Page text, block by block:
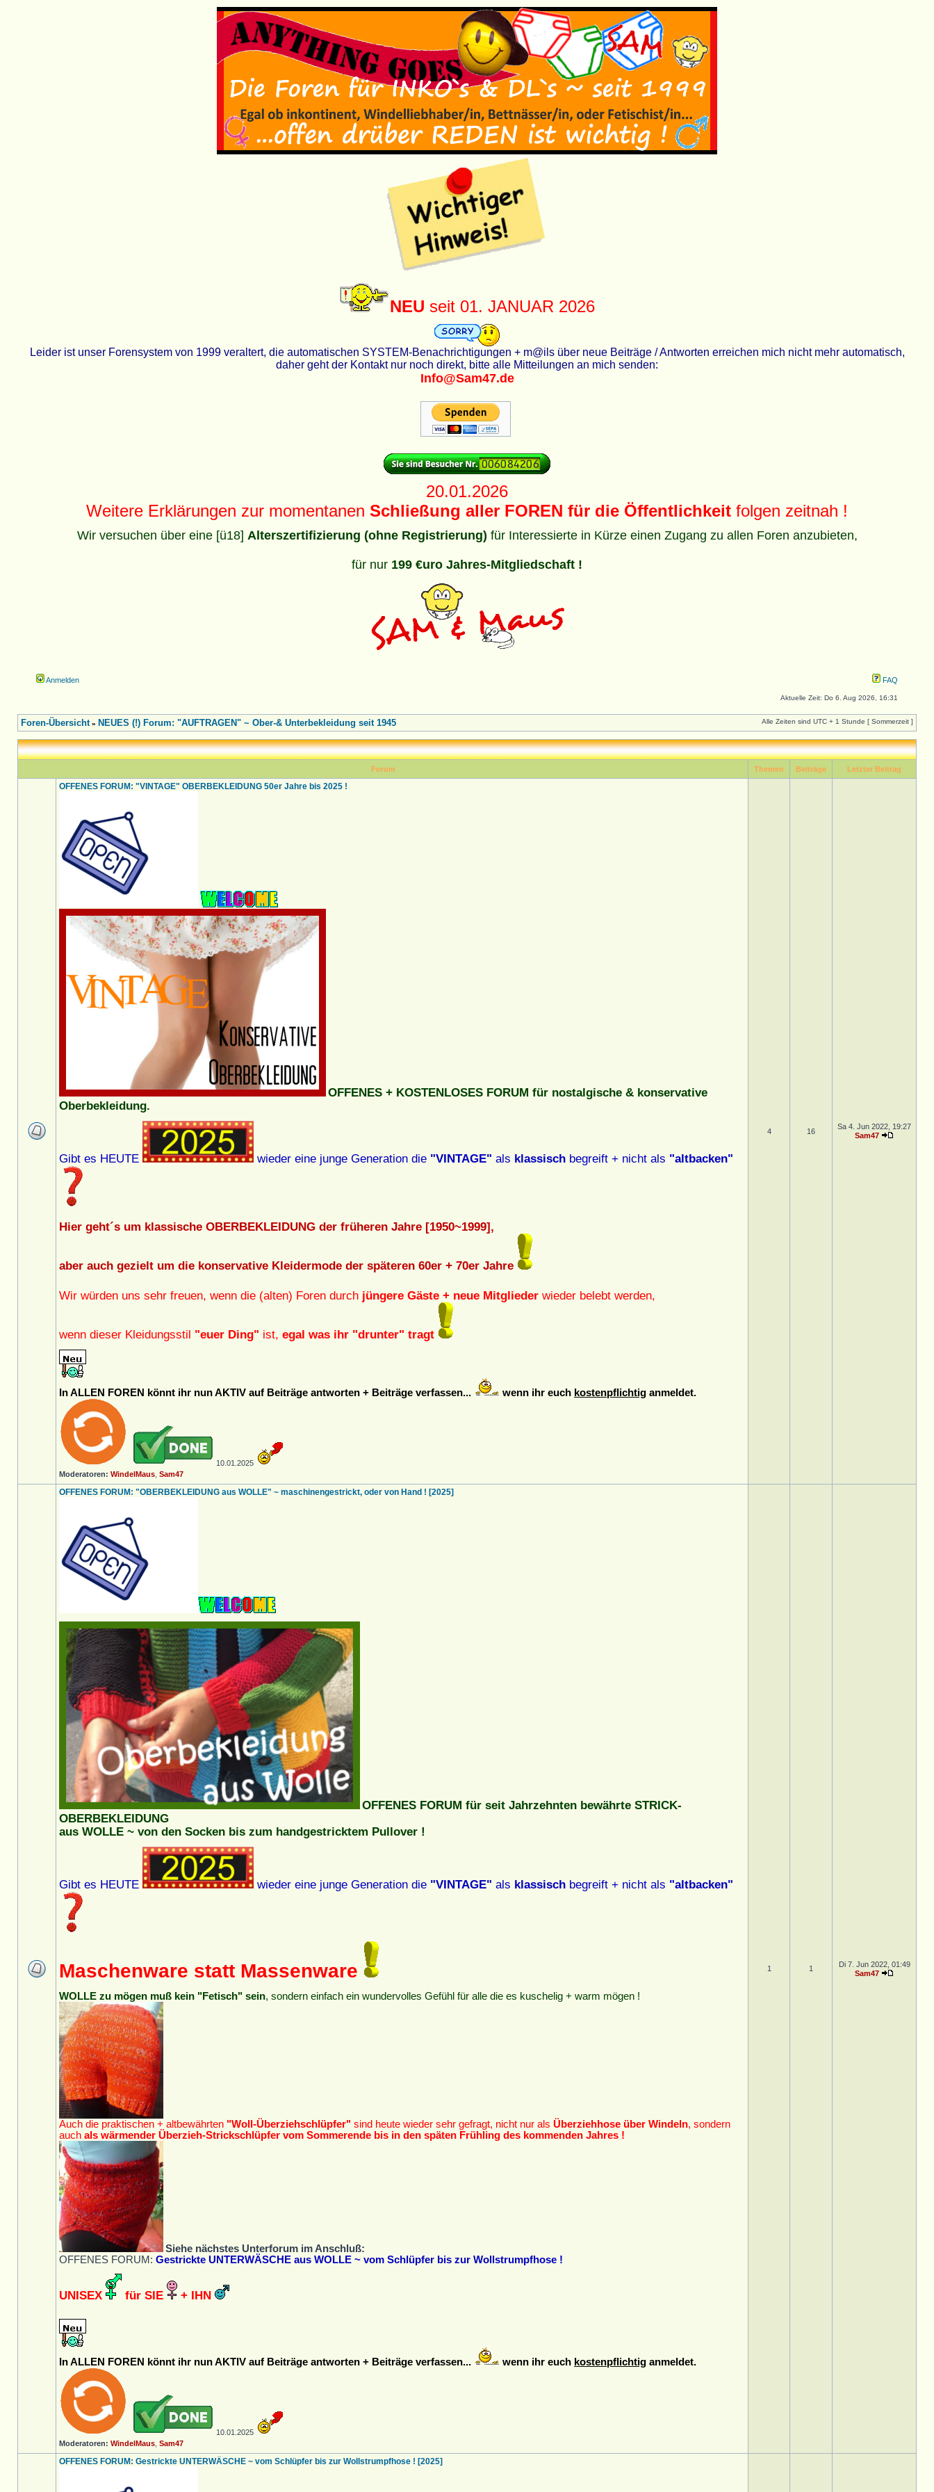
NEU seit 01. JANUAR 2026
Leider ist unser Forensystem von 1999 veraltert, die automatischen SYSTEM-Benachrichtigungen + m@ils über neue Beiträge / Antworten erreichen mich nicht mehr automatisch,
daher geht der Kontakt nur noch direkt, bitte alle Mitteilungen an mich senden:
Info@Sam47.de
20.01.2026
Weitere Erklärungen zur momentanen Schließung aller FOREN für die Öffentlichkeit folgen zeitnah !
Wir versuchen über eine [ü18] Alterszertifizierung (ohne Registrierung) für Interessierte in Kürze einen Zugang zu allen Foren anzubieten,
für nur 199 €uro Jahres-Mitgliedschaft !
Anmelden FAQ
Aktuelle Zeit: Do 6. Aug 2026, 16:31
Foren-Übersicht» NEUES (!) Forum: "AUFTRAGEN" ~ Ober-& Unterbekleidung seit 1945 Alle Zeiten sind UTC + 1 Stunde [ Sommerzeit ]
Forum Themen Beiträge Letzter Beitrag
OFFENES FORUM: "VINTAGE" OBERBEKLEIDUNG 50er Jahre bis 2025 !
OFFENES + KOSTENLOSES FORUM für nostalgische & konservative
Oberbekleidung.
Gibt es HEUTE wieder eine junge Generation die "VINTAGE" als klassisch begreift + nicht als "altbacken"
Hier geht´s um klassische OBERBEKLEIDUNG der früheren Jahre [1950~1999],
aber auch gezielt um die konservative Kleidermode der späteren 60er + 70er Jahre
Wir würden uns sehr freuen, wenn die (alten) Foren durch jüngere Gäste + neue Mitglieder wieder belebt werden,
wenn dieser Kleidungsstil "euer Ding" ist, egal was ihr "drunter" tragt
In ALLEN FOREN könnt ihr nun AKTIV auf Beiträge antworten + Beiträge verfassen... wenn ihr euch kostenpflichtig anmeldet.
10.01.2025
Moderatoren: WindelMaus Sam47
4 16
Sa 4. Jun 2022, 19:27
Sam47
OFFENES FORUM: "OBERBEKLEIDUNG aus WOLLE" ~ maschinengestrickt, oder von Hand ! [2025]
OFFENES FORUM für seit Jahrzehnten bewährte STRICK-
OBERBEKLEIDUNG
aus WOLLE ~ von den Socken bis zum handgestricktem Pullover !
Gibt es HEUTE wieder eine junge Generation die "VINTAGE" als klassisch begreift + nicht als "altbacken"
Maschenware statt Massenware
WOLLE zu mögen muß kein "Fetisch" sein, sondern einfach ein wundervolles Gefühl für alle die es kuschelig + warm mögen !
Auch die praktischen + altbewährten "Woll-Überziehschlüpfer" sind heute wieder sehr gefragt, nicht nur als Überziehhose über Windeln, sondern
auch als wärmender Überzieh-Strickschlüpfer vom Sommerende bis in den späten Frühling des kommenden Jahres !
Siehe nächstes Unterforum im Anschluß:
OFFENES FORUM: Gestrickte UNTERWÄSCHE aus WOLLE ~ vom Schlüpfer bis zur Wollstrumpfhose !
UNISEX für SIE + IHN
In ALLEN FOREN könnt ihr nun AKTIV auf Beiträge antworten + Beiträge verfassen... wenn ihr euch kostenpflichtig anmeldet.
10.01.2025
Moderatoren: WindelMaus Sam47
1 1
Di 7. Jun 2022, 01:49
Sam47
OFFENES FORUM: Gestrickte UNTERWÄSCHE ~ vom Schlüpfer bis zur Wollstrumpfhose ! [2025]